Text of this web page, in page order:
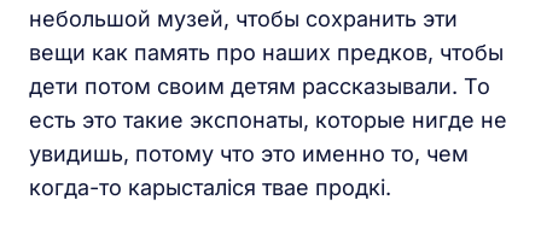
небольшой музей, чтобы сохранить эти
вещи как память про наших предков, чтобы
дети потом своим детям рассказывали. То
есть это такие экспонаты, которые нигде не
увидишь, потому что это именно то, чем
когда-то карысталіся твае продкі.